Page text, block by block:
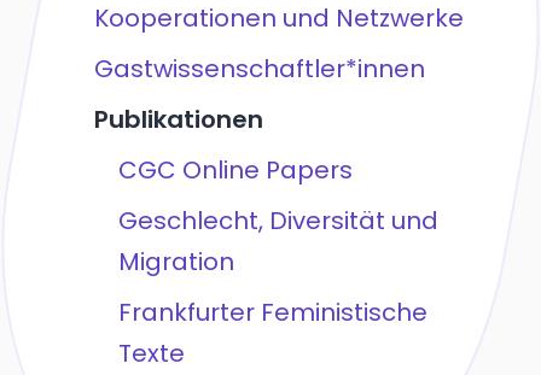
Kooperationen und Netzwerke
Gastwissenschaftler*innen
Publikationen
CGC Online Papers
Geschlecht, Diversität und
Migration
Frankfurter Feministische
Texte